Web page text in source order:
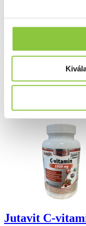
Panadol rapid
filmtabletta 24
Bruttó fogyasztói ár:
4 091 Ft
Jutavit C-